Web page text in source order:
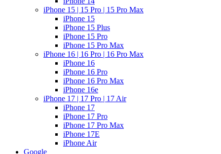
iPhone 15 | 15 Pro | 15 Pro Max
iPhone 15
iPhone 15 Plus
iPhone 15 Pro
iPhone 15 Pro Max
iPhone 16 | 16 Pro | 16 Pro Max
iPhone 16
iPhone 16 Pro
iPhone 16 Pro Max
iPhone 16e
iPhone 17 | 17 Pro | 17 Air
iPhone 17
iPhone 17 Pro
iPhone 17 Pro Max
iPhone 17E
iPhone Air
Google